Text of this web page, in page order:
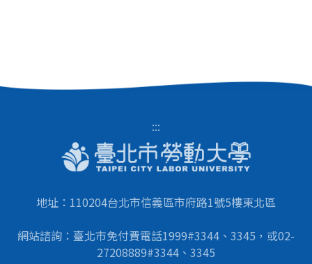
:::
地址：110204台北市信義區市府路1號5樓東北區
網站諮詢：臺北市免付費電話1999#3344、3345，或02-
27208889#3344、3345